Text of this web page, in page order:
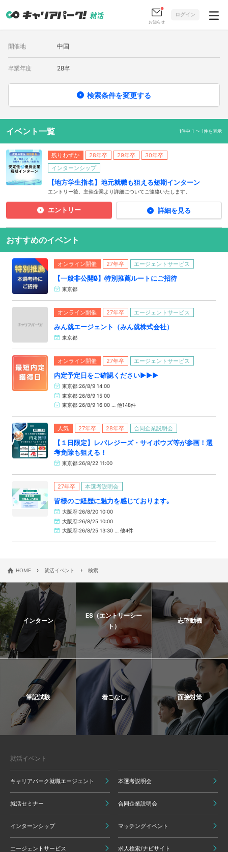
お知らせ
ログイン
開催地 中国
卒業年度 28卒
検索条件を変更する
イベント一覧 1件中 1 〜 1件を表示
残りわずか 28年卒 29年卒
30年卒
インターンシップ
【地方学生指名】地元就職も狙える短期インターン
エントリー後、主催企業より詳細についてご連絡いたします。
エントリー 詳細を見る
おすすめのイベント
オンライン開催 27年卒 エージェントサービス
【一般非公開🔒️】特別推薦ルートにご招待
東京都
オンライン開催 27年卒 エージェントサービス
みん就エージェント（みん就株式会社）
東京都
オンライン開催 27年卒 エージェントサービス
内定予定日をご確認ください▶▶▶
東京都:26/8/9 14:00
東京都:26/8/9 15:00
東京都:26/8/9 16:00 … 他148件
人気 27年卒 28年卒 合同企業説明会
【１日限定】レバレジーズ・サイボウズ等が参画！選
考免除も狙える！
東京都:26/8/22 11:00
27年卒 本選考説明会
皆様のご経歴に魅力を感じております｡
大阪府:26/8/20 10:00
大阪府:26/8/25 10:00
大阪府:26/8/25 13:30 … 他4件
HOME › 就活イベント › 検索
インターン
ES（エントリーシー
ト）
志望動機
筆記試験 着こなし 面接対策
就活イベント
キャリアパーク就職エージェント 本選考説明会
就活セミナー 合同企業説明会
インターンシップ マッチングイベント
エージェントサービス 求人検索/ナビサイト